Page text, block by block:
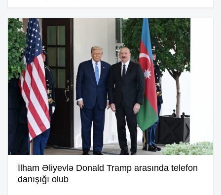
İlham Əliyevlə Donald Tramp arasında telefon
danışığı olub